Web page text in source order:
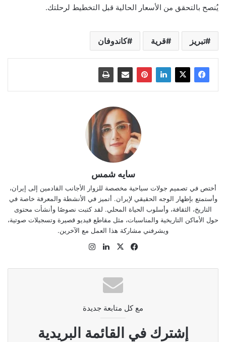
يُنصح بالتحقق من الأسعار الحالية قبل التخطيط لرحلتك.
تبريز قرية كاندوفان
سايه شمس
أختص في تصميم جولات سياحية مخصصة للزوار الأجانب القادمين إلى إيران،
وأستمتع بإظهار الوجه الحقيقي لإيران. أتميز في الأنشطة والمعرفة خاصة في
التاريخ، الثقافة، وأسلوب الحياة المحلي. لقد كتبت نصوصًا وأنشأت محتوى
حول الأماكن التاريخية والمناسبات، مثل مقاطع فيديو قصيرة وتسجيلات صوتية،
ويشرفني مشاركة هذا العمل مع الآخرين.
فيسبوك
‫X لينكدإن
مع كل متابعة جديدة
إشترك في القائمة البريدية